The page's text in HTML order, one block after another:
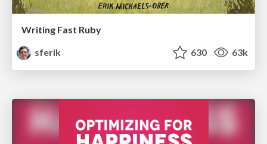
Writing Fast Ruby
sferik
630 63k